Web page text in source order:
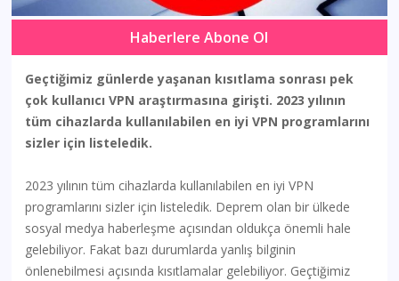
Haberlere Abone Ol
Geçtiğimiz günlerde yaşanan kısıtlama sonrası pek
çok kullanıcı VPN araştırmasına girişti. 2023 yılının
tüm cihazlarda kullanılabilen en iyi VPN programlarını
sizler için listeledik.
2023 yılının tüm cihazlarda kullanılabilen en iyi VPN
programlarını sizler için listeledik. Deprem olan bir ülkede
sosyal medya haberleşme açısından oldukça önemli hale
gelebiliyor. Fakat bazı durumlarda yanlış bilginin
önlenebilmesi açısında kısıtlamalar gelebiliyor. Geçtiğimiz